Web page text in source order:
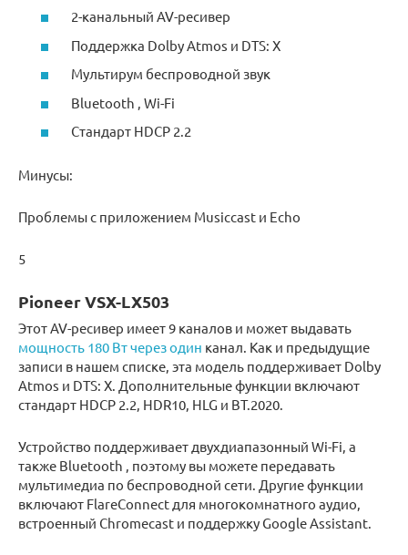
2-канальный AV-ресивер
Поддержка Dolby Atmos и DTS: X
Мультирум беспроводной звук
Bluetooth , Wi-Fi
Стандарт HDCP 2.2
Минусы:
Проблемы с приложением Musiccast и Echo
5
Pioneer VSX-LX503
Этот AV-ресивер имеет 9 каналов и может выдавать
мощность 180 Вт через один канал. Как и предыдущие
записи в нашем списке, эта модель поддерживает Dolby
Atmos и DTS: X. Дополнительные функции включают
стандарт HDCP 2.2, HDR10, HLG и BT.2020.
Устройство поддерживает двухдиапазонный Wi-Fi, а
также Bluetooth , поэтому вы можете передавать
мультимедиа по беспроводной сети. Другие функции
включают FlareConnect для многокомнатного аудио,
встроенный Chromecast и поддержку Google Assistant.